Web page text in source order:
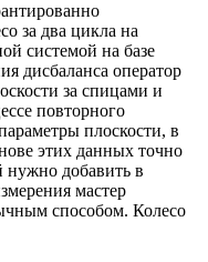
за два цикла на
системой на базе
дисбаланса оператор
за спицами и
повторного
плоскости, в
этих данных точно
нужно добавить в
мастер
способом. Колесо